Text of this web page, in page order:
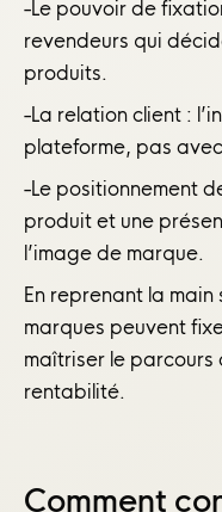
-Le pouvoir de
revendeurs qui
produits.
-La relation client :
plateforme, pas
-Le positionnement
produit et une
l’image de marque.
En reprenant la
marques peuvent
maîtriser le parcours
rentabilité.
Comment